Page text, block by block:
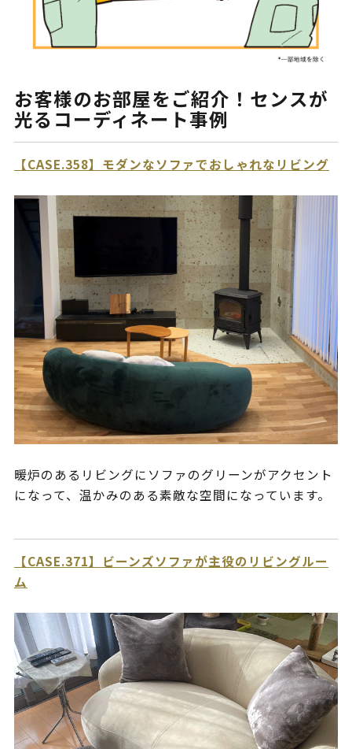
お客様のお部屋をご紹介！センスが
光るコーディネート事例
【CASE.358】モダンなソファでおしゃれなリビング
暖炉のあるリビングにソファのグリーンがアクセント
になって、温かみのある素敵な空間になっています。
【CASE.371】ビーンズソファが主役のリビングルー
ム